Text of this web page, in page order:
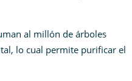
al millón de árboles
lo cual permite purificar el